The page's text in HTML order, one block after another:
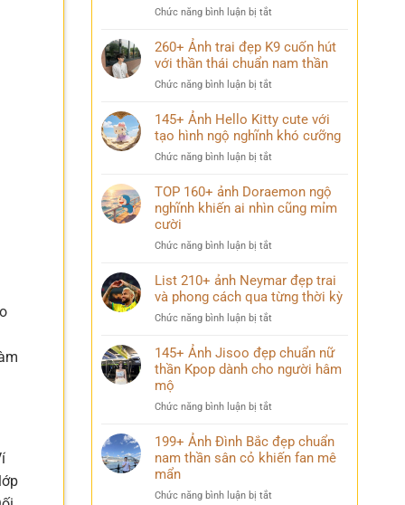
mạng
hội
chuẩn
thần
trong
giới
Chức năng bình luận bị tắt
Hình
nhiễm
trường
chất
ý
nghĩa
260+ Ảnh trai đẹp K9 cuốn hút
với thần thái chuẩn nam thần
Chức năng bình luận bị tắt
Ảnh
trai
K9
hút
với
chuẩn
thần
145+ Ảnh Hello Kitty cute với
tạo hình ngộ nghĩnh khó cưỡng
Chức năng bình luận bị tắt
Ảnh
Hello
với
hình
ngộ
khó
TOP 160+ ảnh Doraemon ngộ
nghĩnh khiến ai nhìn cũng mỉm
cười
Chức năng bình luận bị tắt
160+
ảnh
Doraemon
ngộ
khiến
ai
mỉm
List 210+ ảnh Neymar đẹp trai
và phong cách qua từng thời kỳ
Chức năng bình luận bị tắt
210+
Neymar
trai
phong
cách
thời
145+ Ảnh Jisoo đẹp chuẩn nữ
thần Kpop dành cho người hâm
mộ
Chức năng bình luận bị tắt
Ảnh
Jisoo
nữ
199+ Ảnh Đình Bắc đẹp chuẩn
nam thần sân cỏ khiến fan mê
mẩn
Chức năng bình luận bị tắt